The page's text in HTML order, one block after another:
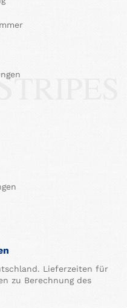
Lieferzeiten für
zu Berechnung des